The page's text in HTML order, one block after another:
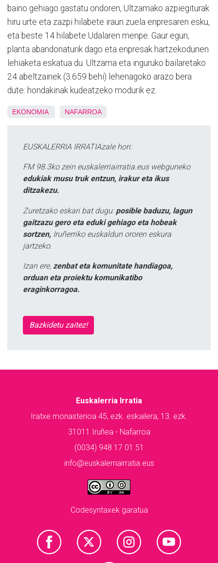
baino gehiago gastatu ondoren, Ultzamako azpiegiturak
hiru urte eta zazpi hilabete iraun zuela enpresaren esku,
eta beste 14 hilabete Udalaren menpe. Gaur egun,
planta abandonaturik dago eta enpresak hartzekodunen
lehiaketa eskatua du. Ultzama eta inguruko bailaretako
24 abeltzainek (3.659 behi) lehenagoko arazo bera
dute: hondakinak kudeatzeko modurik ez.
EKONOMIA NAFARROA
EUSKALERRIA IRRATIAzale hori:
FM 98.3ko zein euskalerriairratia.eus webguneko
edukiak musu truk entzun, irakur eta ikus
ditzakezu.
Zuretzako eskari bat dugu: posible baduzu, lagun
gaitzazu gero eta eduki gehiago eta hobeak
sortzen, Iruñerriko euskaldun ororen eskura
jartzeko.
Izan ere, zenbat eta komunitate handiagoa,
orduan eta proiektu komunikatibo
eraginkorragoa.
Bazkidetu zaitez!
Euskalerria Irratia
Iratxe monasterioa 45, ezk. eskailera, 13. ezk.
31011 Iruñea - Nafarroa
(0034) 948 17 01 51
info@euskalerriairratia.eus
Codesyntaxek garatua